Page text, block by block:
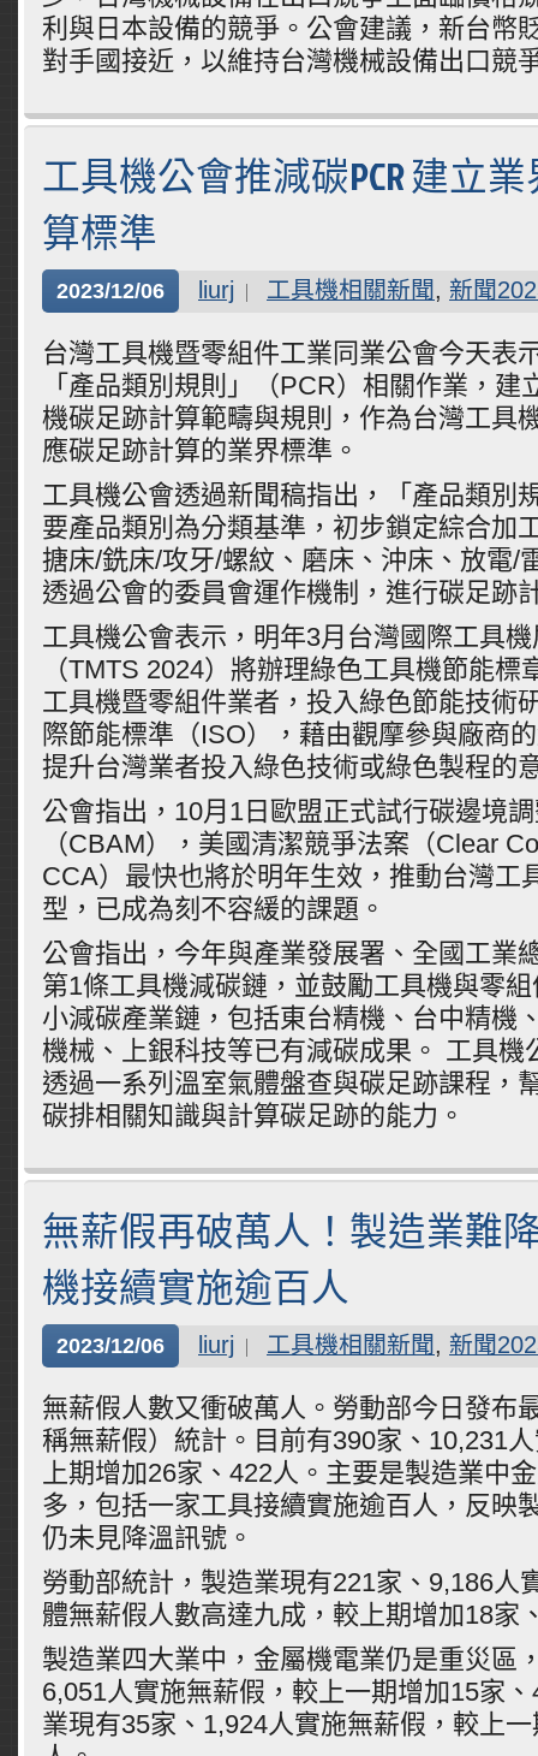
利與日本設備的競爭。公會建議，新台幣
對手國接近，以維持台灣機械設備出口競
工具機公會推減碳PCR 建立
算標準
2023/12/06 liurj 工具機相關新聞, 新聞
台灣工具機暨零組件工業同業公會今天表
「產品類別規則」（PCR）相關作業，建
機碳足跡計算範疇與規則，作為台灣工具
應碳足跡計算的業界標準。
工具機公會透過新聞稿指出，「產品類別
要產品類別為分類基準，初步鎖定綜合加
搪床/銑床/攻牙/螺紋、磨床、沖床、放電/
透過公會的委員會運作機制，進行碳足跡
工具機公會表示，明年3月台灣國際工具機
（TMTS 2024）將辦理綠色工具機節能標
工具機暨零組件業者，投入綠色節能技術
際節能標準（ISO），藉由觀摩參與廠商
提升台灣業者投入綠色技術或綠色製程的
公會指出，10月1日歐盟正式試行碳邊境
（CBAM），美國清潔競爭法案（Clear
CCA）最快也將於明年生效，推動台灣工
型，已成為刻不容緩的課題。
公會指出，今年與產業發展署、全國工業
第1條工具機減碳鏈，並鼓勵工具機與零
小減碳產業鏈，包括東台精機、台中精機
機械、上銀科技等已有減碳成果。 工具機
透過一系列溫室氣體盤查與碳足跡課程，
碳排相關知識與計算碳足跡的能力。
無薪假再破萬人！製造業難
機接續實施逾百人
2023/12/06 liurj 工具機相關新聞, 新聞
無薪假人數又衝破萬人。勞動部今日發布
稱無薪假）統計。目前有390家、10,231
上期增加26家、422人。主要是製造業中
多，包括一家工具接續實施逾百人，反映
仍未見降溫訊號。
勞動部統計，製造業現有221家、9,186人
體無薪假人數高達九成，較上期增加18家
製造業四大業中，金屬機電業仍是重災區
6,051人實施無薪假，較上一期增加15家
業現有35家、1,924人實施無薪假，較上